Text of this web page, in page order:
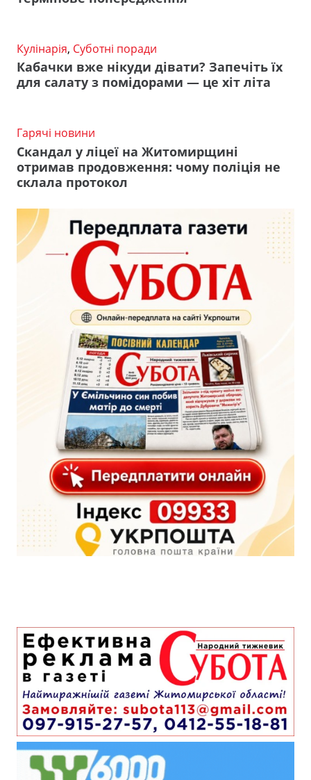
Кулінарія, Суботні поради
Кабачки вже нікуди дівати? Запечіть їх
для салату з помідорами — це хіт літа
Гарячі новини
Скандал у ліцеї на Житомирщині
отримав продовження: чому поліція не
склала протокол